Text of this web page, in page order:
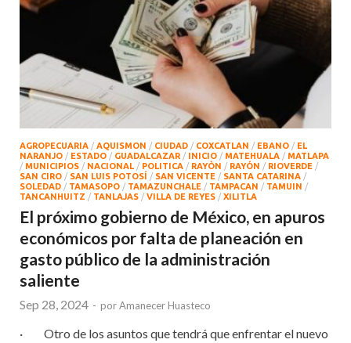
AGROPECUARIA / AQUISMON / CIUDAD / COXCATLAN / EBANO / EL
NARANJO / ESTADO / GUADALCAZAR / INICIO / MATEHUALA / MATLAPA
/ MUNICIPIOS / NACIONAL / POLITICA / RAYÒN / RAYÓN / RIOVERDE /
SAN CIRO / SAN LUIS POTOSÍ / SAN VICENTE / SANTA CATARINA /
SOLEDAD / TAMASOPO / TAMAZUNCHALE / TAMPACAN / TAMUIN /
TANCANHUITZ / TANLAJAS / VILLA DE REYES / XILITLA
El próximo gobierno de México, en apuros
económicos por falta de planeación en
gasto público de la administración
saliente
Sep 28, 2024 - porAmanecer Huasteco
· Otro de los asuntos que tendrá que enfrentar el nuevo